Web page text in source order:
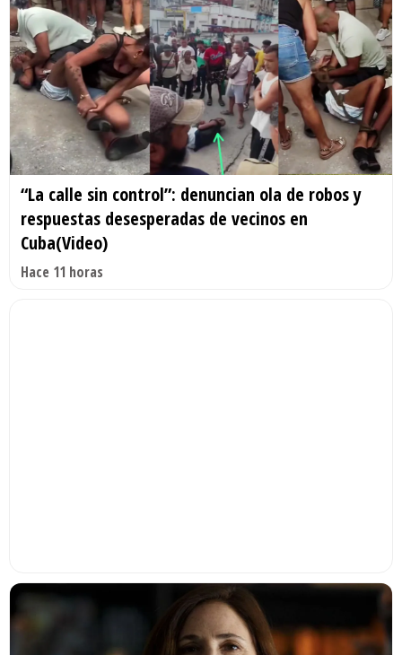
“La calle sin control”: denuncian ola de robos y
respuestas desesperadas de vecinos en
Cuba(Video)
Hace 11 horas